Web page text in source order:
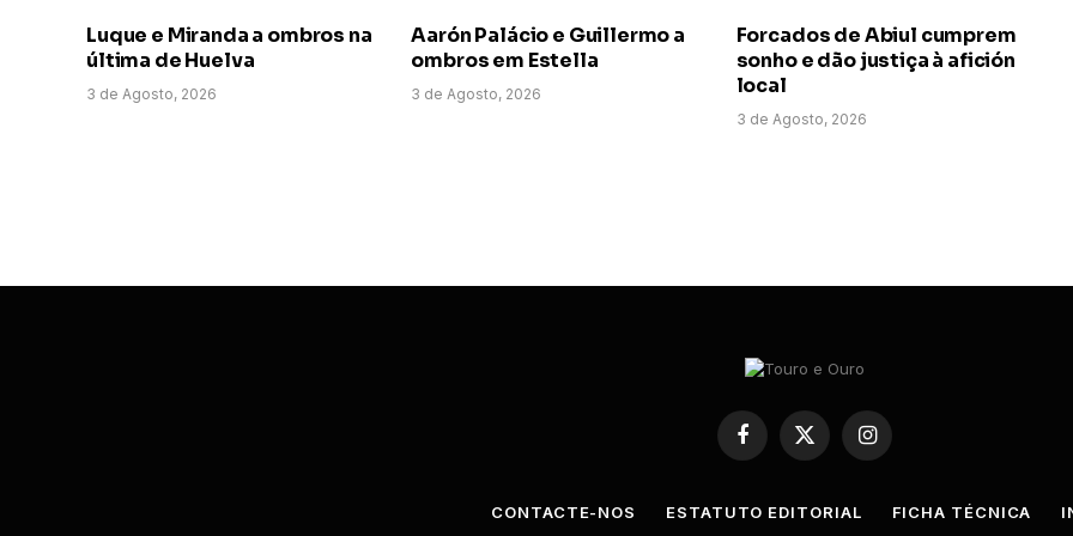
Luque e Miranda a ombros na
última de Huelva
3 de Agosto, 2026
Aarón Palácio e Guillermo a
ombros em Estella
3 de Agosto, 2026
Forcados de Abiul cumprem
sonho e dão justiça à afición
local
3 de Agosto, 2026
Facebook
X
Instagram
CONTACTE-NOS ESTATUTO EDITORIAL FICHA TÉCNICA